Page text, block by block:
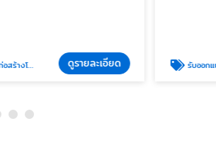
โดยวิศกร ดูรายละเอียด รับออกแ